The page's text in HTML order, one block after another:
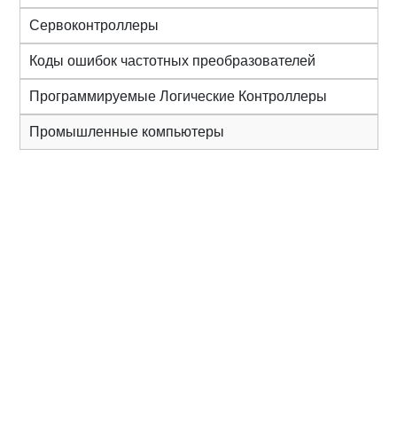
Сервоконтроллеры
Коды ошибок частотных преобразователей
Программируемые Логические Контроллеры
Промышленные компьютеры